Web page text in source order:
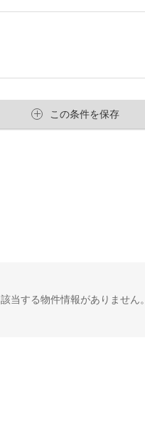
この条件を保存
該当する物件情報がありません。